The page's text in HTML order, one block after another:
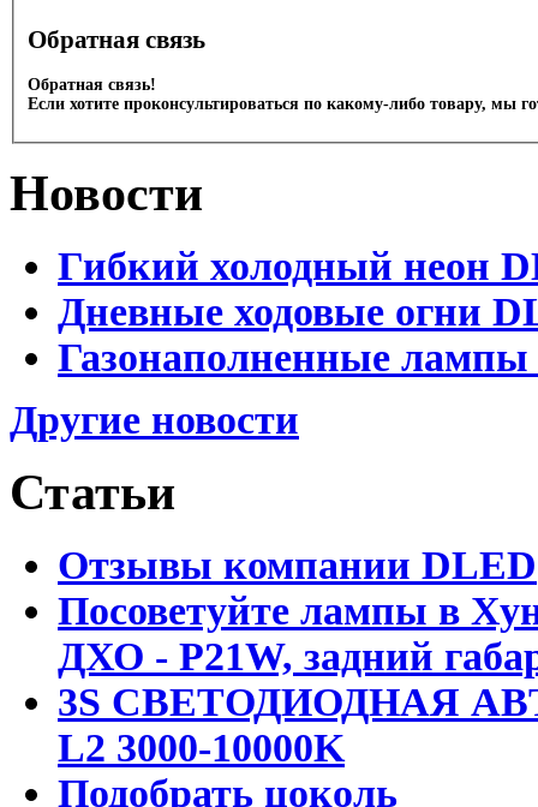
Обратная связь
Обратная связь!
Если хотите проконсультироваться по какому-либо товару, мы
Новости
Гибкий холодный неон
Дневные ходовые огни
Газонаполненные лампы
Другие новости
Статьи
Отзывы компании DLED
Посоветуйте лампы в
ДХО - P21W, задний
3S СВЕТОДИОДНАЯ
L2 3000-10000K
Подобрать цоколь